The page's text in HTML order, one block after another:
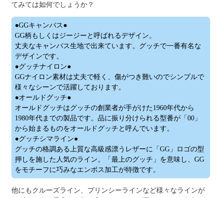
てみては如何でしょうか？
●GGキャンバス●
GG柄もしくはジージーと呼ばれるデザイン。
丈夫なキャンバス生地で出来ています。グッチで一番有名な
デザインです。
●グッチナイロン●
GGナイロン素材は丈夫で軽く、傷がつき難いのでシンプルで
様々なシーンで活躍しております。
●オールドグッチ●
オールドグッチはグッチの創業者が手がけた1960年代から
1980年代までの製品です。品に振り分けられる型番が「00」
から始まるものをオールドグッチと呼んでいます。
●グッチシマライン●
グッチの格調ある上質な高級感漂うレザーに「GG」ロゴの型
押しを施した人気のライン。「最上のグッチ」を意味し、GG
をモチーフに巧みなエンボス加工が特徴です。
他にもクルーズライン、プリンシーラインなど様々なラインが